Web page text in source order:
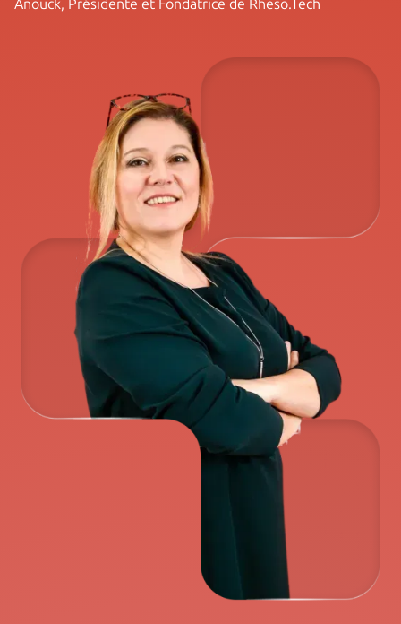
Anouck, Présidente et Fondatrice de Rheso.Tech